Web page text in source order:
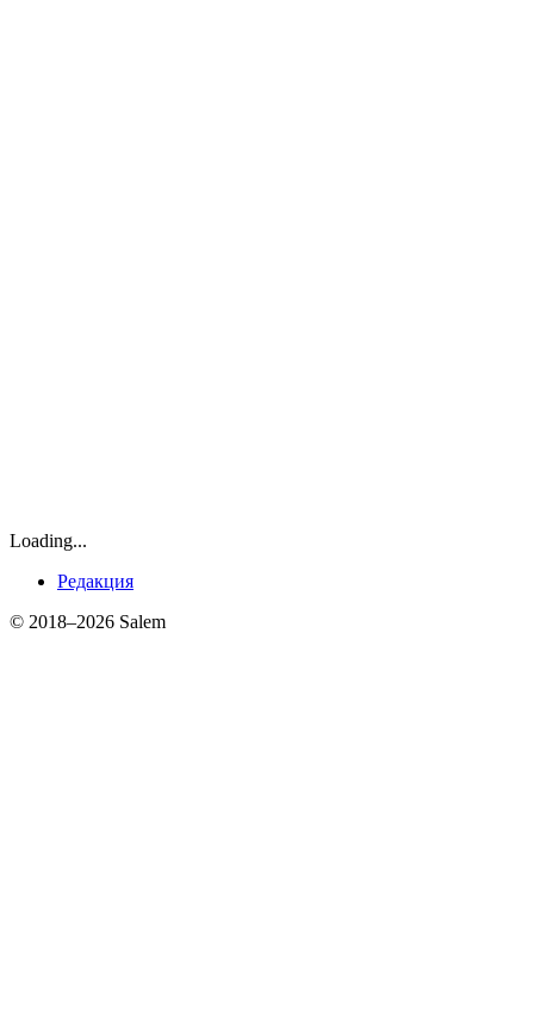
Loading...
Редакция
© 2018–2026 Salem